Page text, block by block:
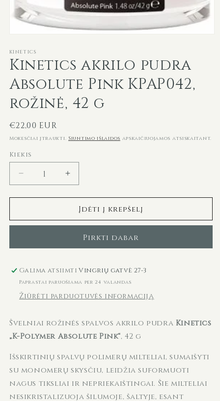
1
modaliniame
lange
KINETICS
Kinetics akrilo pudra
Absolute Pink KPAP042,
rožinė, 42 g
Įprasta
kaina
€22,00 EUR
Mokesčiai įtraukti. Siuntimo išlaidos apskaičiuojamos atsiskaitant.
Kiekis
Sumažinti
akrilo
Absolute
g
kiekį
Padidinti
akrilo
pudra
Absolute
Pink
KPAP042,
g
kiekį
Įdėti į krepšelį
Pirkti dabar
Galima atsiimtiVingrių gatvė 27-3
Paprastai paruošiama per 24 valandas
Žiūrėti parduotuvės informaciją
Švelniai rožinės spalvos akrilo pudra Kinetics
„K-Polymer Absolute Pink“, 42 g
Išskirtinių spalvų polimerų milteliai, sumaišyti
su monomerų skysčiu, leidžia suformuoti
nagus tiksliai ir nepriekaištingai. Šie milteliai
nesikristalizuoja šilumoje, šaltyje, esant